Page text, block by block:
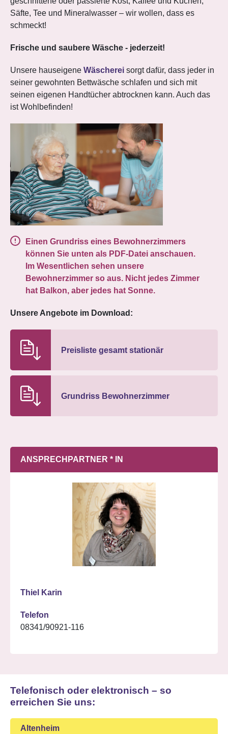
Säfte, Tee und Mineralwasser – wir wollen, dass es
schmeckt!
Frische und saubere Wäsche - jederzeit!
Unsere hauseigene Wäscherei sorgt dafür, dass jeder in
seiner gewohnten Bettwäsche schlafen und sich mit
seinen eigenen Handtücher abtrocknen kann. Auch das
ist Wohlbefinden!
Einen Grundriss eines Bewohnerzimmers
können Sie unten als PDF-Datei anschauen.
Im Wesentlichen sehen unsere
Bewohnerzimmer so aus. Nicht jedes Zimmer
hat Balkon, aber jedes hat Sonne.
Unsere Angebote im Download:
Preisliste gesamt stationär
Grundriss Bewohnerzimmer
ANSPRECHPARTNER * IN
Thiel Karin
Telefon
08341/90921-116
Telefonisch oder elektronisch – so
erreichen Sie uns:
Altenheim